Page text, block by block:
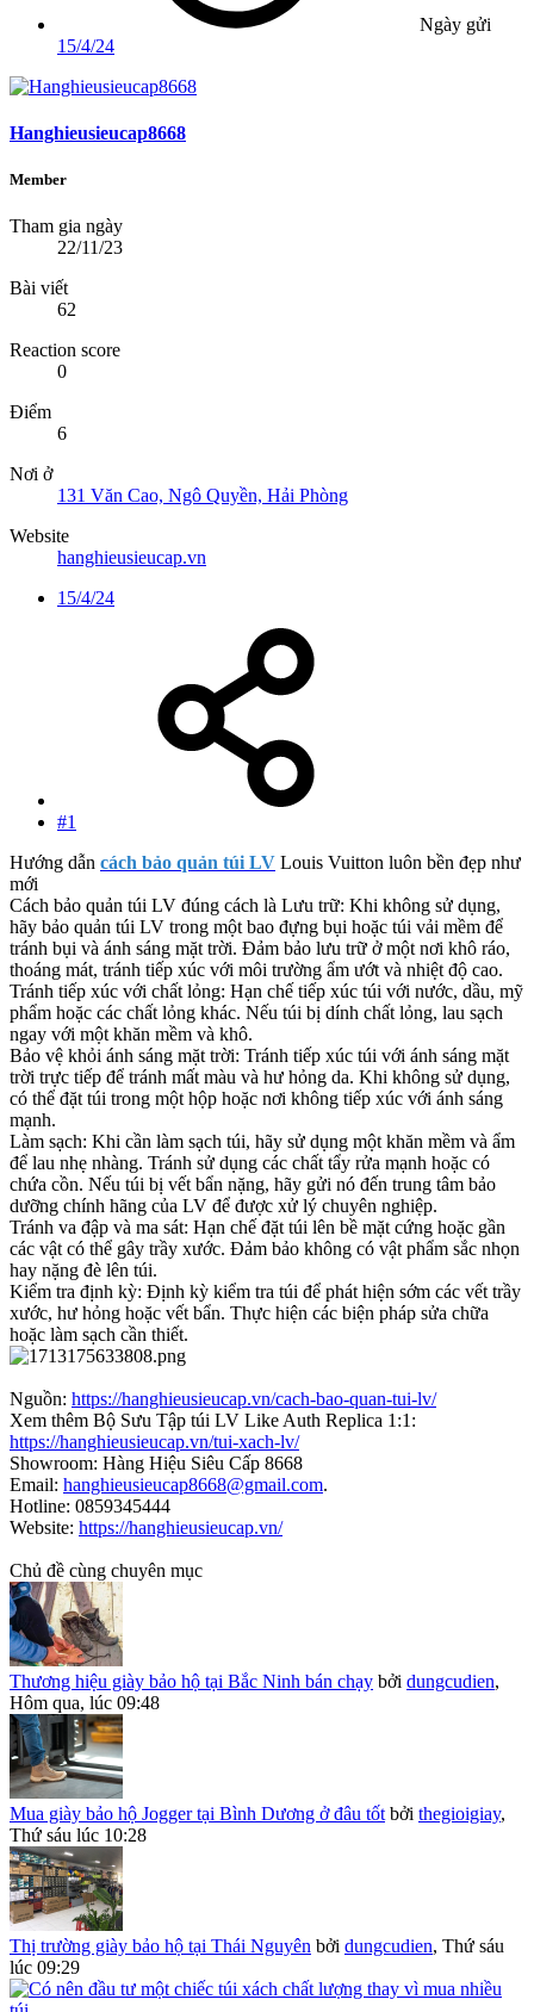
Ngày gửi
15/4/24
Hanghieusieucap8668
Member
Tham gia ngày
22/11/23
Bài viết
62
Reaction score
0
Điểm
6
Nơi ở
131 Văn Cao, Ngô Quyền, Hải Phòng
Website
hanghieusieucap.vn
15/4/24
#1
Hướng dẫn cách bảo quản túi LV Louis Vuitton luôn bền đẹp như
mới
Cách bảo quản túi LV đúng cách là Lưu trữ: Khi không sử dụng,
hãy bảo quản túi LV trong một bao đựng bụi hoặc túi vải mềm để
tránh bụi và ánh sáng mặt trời. Đảm bảo lưu trữ ở một nơi khô ráo,
thoáng mát, tránh tiếp xúc với môi trường ẩm ướt và nhiệt độ cao.
Tránh tiếp xúc với chất lỏng: Hạn chế tiếp xúc túi với nước, dầu, mỹ
phẩm hoặc các chất lỏng khác. Nếu túi bị dính chất lỏng, lau sạch
ngay với một khăn mềm và khô.
Bảo vệ khỏi ánh sáng mặt trời: Tránh tiếp xúc túi với ánh sáng mặt
trời trực tiếp để tránh mất màu và hư hỏng da. Khi không sử dụng,
có thể đặt túi trong một hộp hoặc nơi không tiếp xúc với ánh sáng
mạnh.
Làm sạch: Khi cần làm sạch túi, hãy sử dụng một khăn mềm và ẩm
để lau nhẹ nhàng. Tránh sử dụng các chất tẩy rửa mạnh hoặc có
chứa cồn. Nếu túi bị vết bẩn nặng, hãy gửi nó đến trung tâm bảo
dưỡng chính hãng của LV để được xử lý chuyên nghiệp.
Tránh va đập và ma sát: Hạn chế đặt túi lên bề mặt cứng hoặc gần
các vật có thể gây trầy xước. Đảm bảo không có vật phẩm sắc nhọn
hay nặng đè lên túi.
Kiểm tra định kỳ: Định kỳ kiểm tra túi để phát hiện sớm các vết trầy
xước, hư hỏng hoặc vết bẩn. Thực hiện các biện pháp sửa chữa
hoặc làm sạch cần thiết.
Nguồn: https://hanghieusieucap.vn/cach-bao-quan-tui-lv/
Xem thêm Bộ Sưu Tập túi LV Like Auth Replica 1:1:
https://hanghieusieucap.vn/tui-xach-lv/
Showroom: Hàng Hiệu Siêu Cấp 8668
Email: hanghieusieucap8668@gmail.com.
Hotline: 0859345444
Website: https://hanghieusieucap.vn/
Chủ đề cùng chuyên mục
Thương hiệu giày bảo hộ tại Bắc Ninh bán chạy bởi dungcudien,
Hôm qua, lúc 09:48
Mua giày bảo hộ Jogger tại Bình Dương ở đâu tốt bởi thegioigiay,
Thứ sáu lúc 10:28
Thị trường giày bảo hộ tại Thái Nguyên bởi dungcudien, Thứ sáu
lúc 09:29